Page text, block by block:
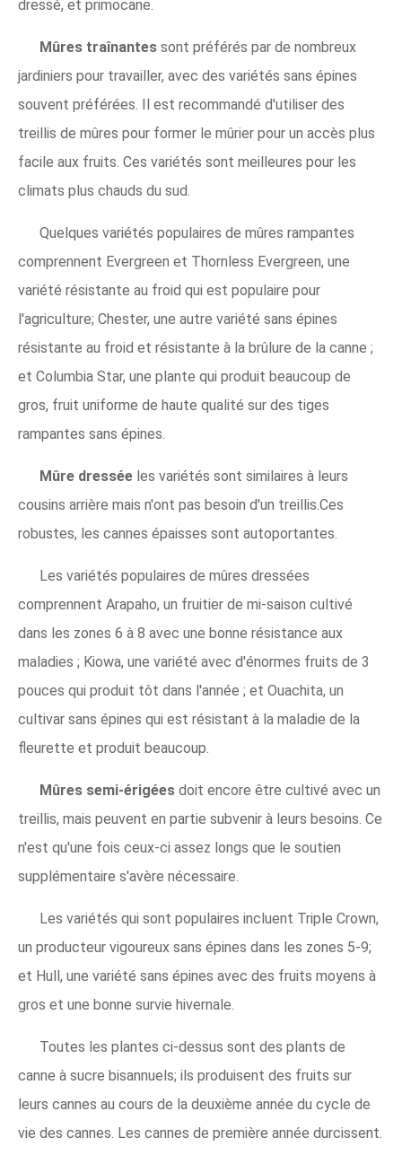
dressé, et primocane.
Mûres traînantes sont préférés par de nombreux
jardiniers pour travailler, avec des variétés sans épines
souvent préférées. Il est recommandé d'utiliser des
treillis de mûres pour former le mûrier pour un accès plus
facile aux fruits. Ces variétés sont meilleures pour les
climats plus chauds du sud.
Quelques variétés populaires de mûres rampantes
comprennent Evergreen et Thornless Evergreen, une
variété résistante au froid qui est populaire pour
l'agriculture; Chester, une autre variété sans épines
résistante au froid et résistante à la brûlure de la canne ;
et Columbia Star, une plante qui produit beaucoup de
gros, fruit uniforme de haute qualité sur des tiges
rampantes sans épines.
Mûre dressée les variétés sont similaires à leurs
cousins ​​​​arrière mais n'ont pas besoin d'un treillis.Ces
robustes, les cannes épaisses sont autoportantes.
Les variétés populaires de mûres dressées
comprennent Arapaho, un fruitier de mi-saison cultivé
dans les zones 6 à 8 avec une bonne résistance aux
maladies ; Kiowa, une variété avec d'énormes fruits de 3
pouces qui produit tôt dans l'année ; et Ouachita, un
cultivar sans épines qui est résistant à la maladie de la
fleurette et produit beaucoup.
Mûres semi-érigées doit encore être cultivé avec un
treillis, mais peuvent en partie subvenir à leurs besoins. Ce
n'est qu'une fois ceux-ci assez longs que le soutien
supplémentaire s'avère nécessaire.
Les variétés qui sont populaires incluent Triple Crown,
un producteur vigoureux sans épines dans les zones 5-9;
et Hull, une variété sans épines avec des fruits moyens à
gros et une bonne survie hivernale.
Toutes les plantes ci-dessus sont des plants de
canne à sucre bisannuels; ils produisent des fruits sur
leurs cannes au cours de la deuxième année du cycle de
vie des cannes. Les cannes de première année durcissent.